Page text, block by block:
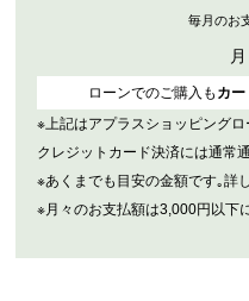
毎月のお
ローンでのご購入も カ
※上記はアプラスショッピングロ
クレジットカード決済には通常
※あくまでも目安の金額です｡詳
※月々のお支払額は3,000円以下